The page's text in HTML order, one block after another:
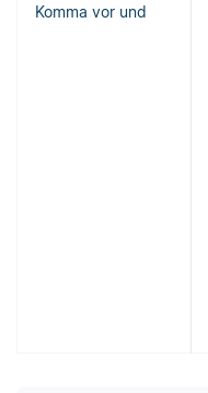
Komma vor und